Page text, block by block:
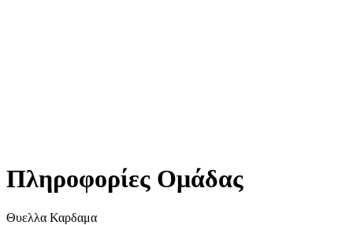
Πληροφορίες Ομάδας
Θυελλα Καρδαμα